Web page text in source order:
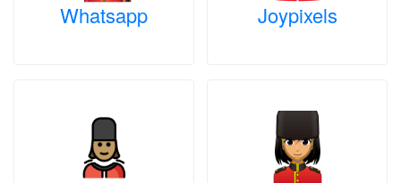
Whatsapp Joypixels